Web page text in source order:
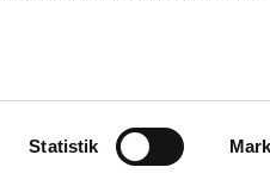
Statistik